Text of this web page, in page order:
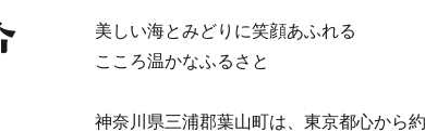
美しい海とみどりに笑顔あふれる
こころ温かなふるさと
神奈川県三浦郡葉山町は、東京都心から